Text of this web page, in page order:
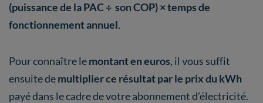
(puissance de la PAC ÷ son COP) × temps de
fonctionnement annuel.
Pour connaître lemontant en euros, il vous suffit
ensuite demultiplier ce résultat par le prix du kWh
payé dans le cadre de votre abonnement d’électricité.